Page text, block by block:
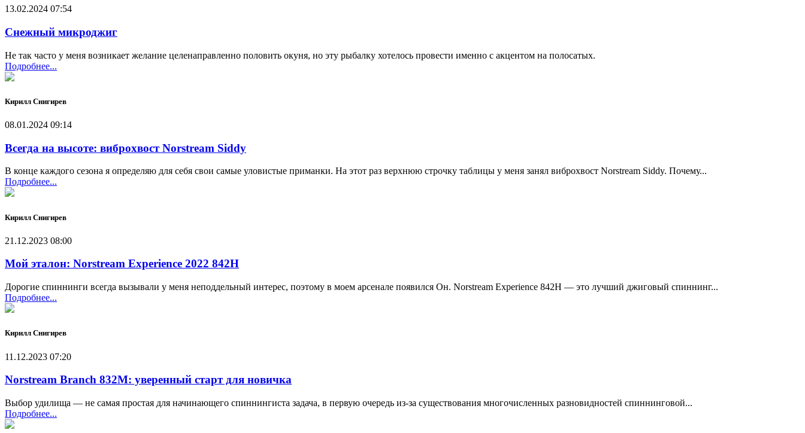
13.02.2024 07:54
Снежный микроджиг
Не так часто у меня возникает желание целенаправленно половить окуня, но эту рыбалку хотелось провести именно с акцентом на полосатых.
Подробнее...
Кирилл Снигирев
08.01.2024 09:14
Всегда на высоте: виброхвост Norstream Siddy
В конце каждого сезона я определяю для себя свои самые уловистые приманки. На этот раз верхнюю строчку таблицы у меня занял виброхвост Norstream Siddy. Почему...
Подробнее...
Кирилл Снигирев
21.12.2023 08:00
Мой эталон: Norstream Experience 2022 842H
Дорогие спиннинги всегда вызывали у меня неподдельный интерес, поэтому в моем арсенале появился Он. Norstream Experience 842H — это лучший джиговый спиннинг...
Подробнее...
Кирилл Снигирев
11.12.2023 07:20
Norstream Branch 832M: уверенный старт для новичка
Выбор удилища — не самая простая для начинающего спиннингиста задача, в первую очередь из-за существования многочисленных разновидностей спиннинговой...
Подробнее...